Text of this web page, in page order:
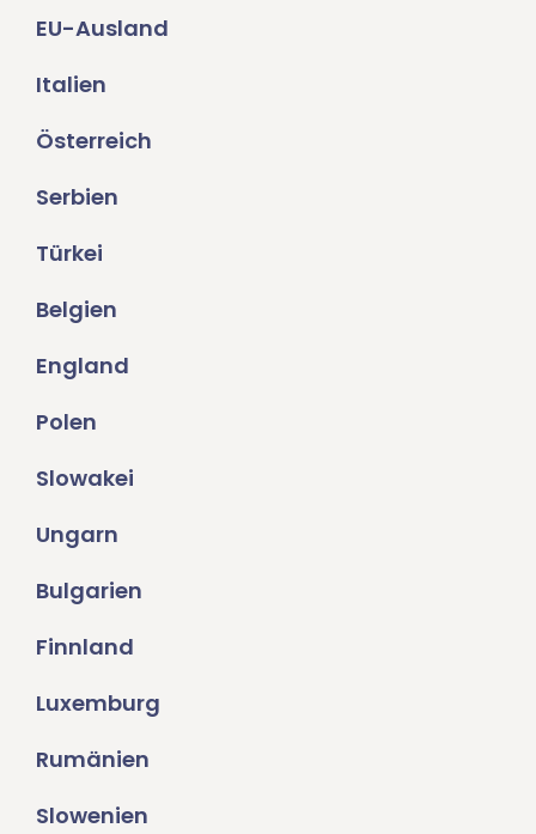
EU-Ausland
Italien
Österreich
Serbien
Türkei
Belgien
England
Polen
Slowakei
Ungarn
Bulgarien
Finnland
Luxemburg
Rumänien
Slowenien